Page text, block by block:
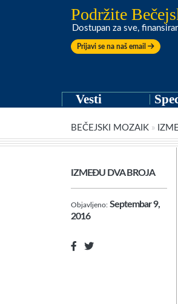
Podržite
Dostupan za sve,
Prijavi se na naš email
Vesti
BEČEJSKI MOZAIK »
IZMEĐU DVA BROJA
Objavljeno: Septembar 9,
2016